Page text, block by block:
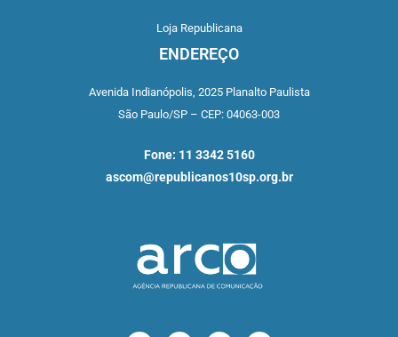
Loja Republicana
ENDEREÇO
Avenida Indianópolis, 2025 Planalto Paulista
São Paulo/SP – CEP: 04063-003
Fone: 11 3342 5160
ascom@republicanos10sp.org.br